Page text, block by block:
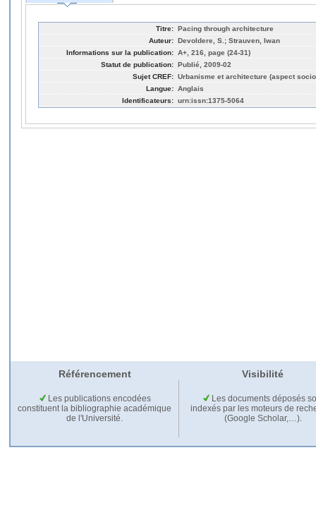
Titre: Pacing through architecture
Auteur: Devoldere, S.; Strauven, Iwan
Informations sur la publication: A+, 216, page (24-31)
Statut de publication: Publié, 2009-02
Sujet CREF: Urbanisme et architecture (aspect
Langue: Anglais
Identificateurs: urn:issn:1375-5064
Référencement Visibilité
Les publications encodées
constituent la bibliographie académique
de l'Université.
Les documents déposés
indexés par les moteurs de
(Google Scholar,…).